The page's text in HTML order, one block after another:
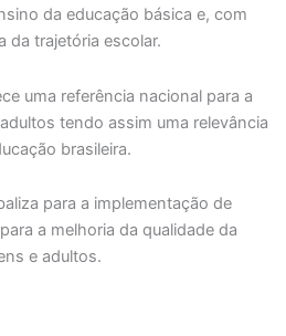
da educação básica e, com
da trajetória escolar.
uma referência nacional para a
tendo assim uma relevância
brasileira.
para a implementação de
a melhoria da qualidade da
e adultos.